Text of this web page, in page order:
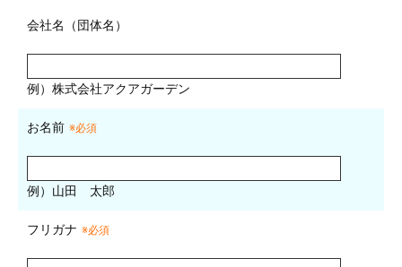
会社名（団体名）
例）株式会社アクアガーデン
お名前 ※必須
例）山田 太郎
フリガナ ※必須